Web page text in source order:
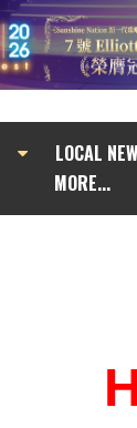
LOCAL
MORE...